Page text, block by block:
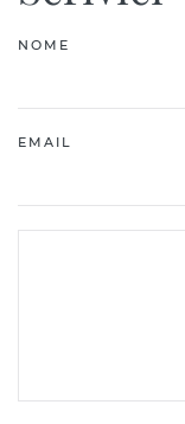
NOME
EMAIL